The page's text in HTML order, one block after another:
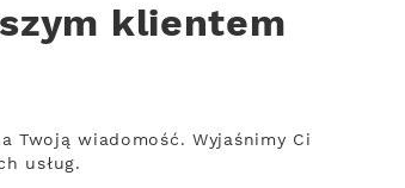
klientem
Twoją wiadomość. Wyjaśnimy Ci
usług.